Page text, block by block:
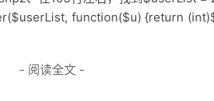
function($u) {return
- 阅读全文 -